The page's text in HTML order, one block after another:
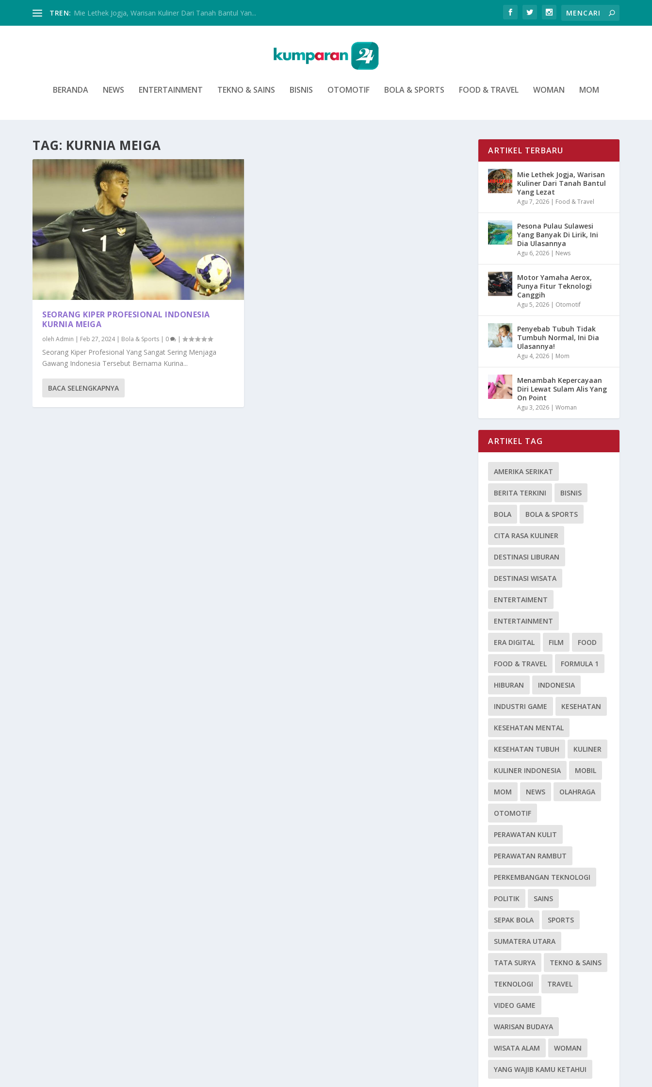
TREN: Mie Lethek Jogja, Warisan Kuliner Dari Tanah Bantul Yan...
BERANDA NEWS ENTERTAINMENT TEKNO & SAINS BISNIS OTOMOTIF BOLA & SPORTS FOOD & TRAVEL WOMAN MOM
TAG: KURNIA MEIGA
SEORANG KIPER PROFESIONAL INDONESIA
KURNIA MEIGA
olehAdmin | Feb 27, 2024| Bola & Sports | 0 |
Seorang Kiper Profesional Yang Sangat Sering Menjaga
Gawang Indonesia Tersebut Bernama Kurina...
BACA SELENGKAPNYA
ARTIKEL TERBARU
Mie Lethek Jogja, Warisan
Kuliner Dari Tanah Bantul
Yang Lezat
Agu 7, 2026 | Food & Travel
Pesona Pulau Sulawesi
Yang Banyak Di Lirik, Ini
Dia Ulasannya
Agu 6, 2026 | News
Motor Yamaha Aerox,
Punya Fitur Teknologi
Canggih
Agu 5, 2026 | Otomotif
Penyebab Tubuh Tidak
Tumbuh Normal, Ini Dia
Ulasannya!
Agu 4, 2026 | Mom
Menambah Kepercayaan
Diri Lewat Sulam Alis Yang
On Point
Agu 3, 2026 |Woman
ARTIKEL TAG
AMERIKA SERIKAT
BERITA TERKINI BISNIS
BOLA BOLA & SPORTS
CITA RASA KULINER
DESTINASI LIBURAN
DESTINASI WISATA
ENTERTAIMENT
ENTERTAINMENT
ERA DIGITAL FILM FOOD
FOOD & TRAVEL FORMULA 1
HIBURAN INDONESIA
INDUSTRI GAME KESEHATAN
KESEHATAN MENTAL
KESEHATAN TUBUH KULINER
KULINER INDONESIA MOBIL
MOM NEWS OLAHRAGA
OTOMOTIF
PERAWATAN KULIT
PERAWATAN RAMBUT
PERKEMBANGAN TEKNOLOGI
POLITIK SAINS
SEPAK BOLA SPORTS
SUMATERA UTARA
TATA SURYA TEKNO & SAINS
TEKNOLOGI TRAVEL
VIDEO GAME
WARISAN BUDAYA
WISATA ALAM WOMAN
YANG WAJIB KAMU KETAHUI